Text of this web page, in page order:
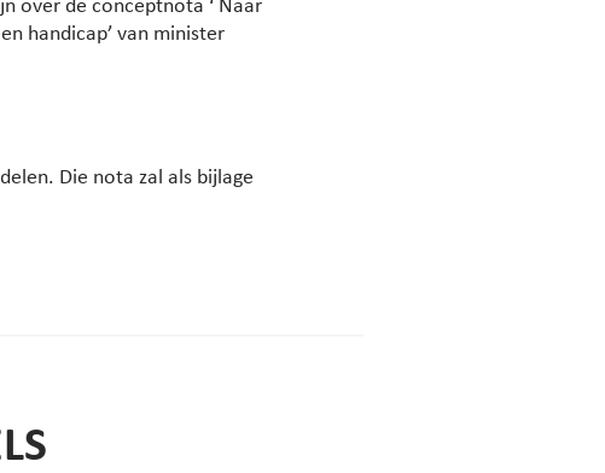
over de conceptnota ‘ Naar
handicap’ van minister
Die nota zal als bijlage